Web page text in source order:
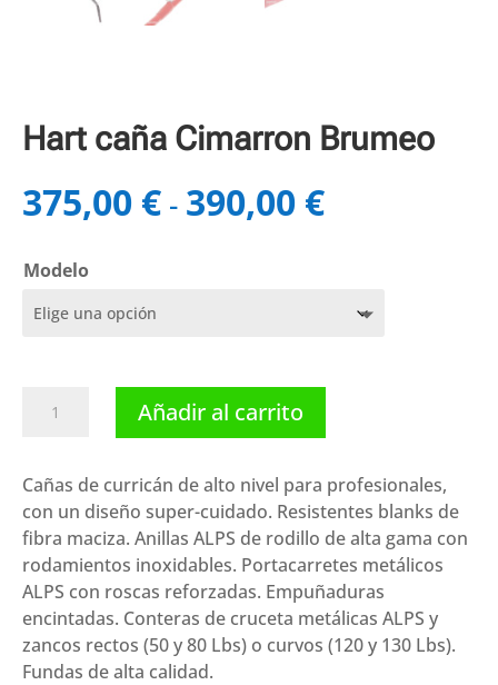
Hart caña Cimarron Brumeo
375,00 € - 390,00 €Rango
de
375,00 €
Modelo
caña
Brumeo
cantidad
Añadir al carrito
Cañas de curricán de alto nivel para profesionales,
con un diseño super-cuidado. Resistentes blanks de
fibra maciza. Anillas ALPS de rodillo de alta gama con
rodamientos inoxidables. Portacarretes metálicos
ALPS con roscas reforzadas. Empuñaduras
encintadas. Conteras de cruceta metálicas ALPS y
zancos rectos (50 y 80 Lbs) o curvos (120 y 130 Lbs).
Fundas de alta calidad.